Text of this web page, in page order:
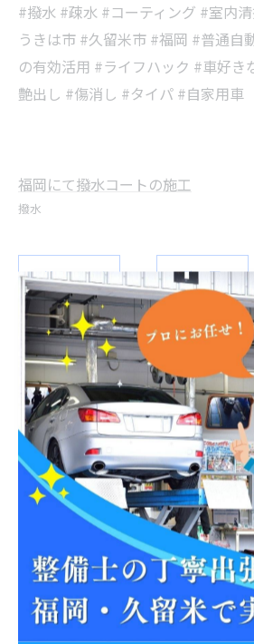
#撥水 #疎水 #コーティング #室内
うきは市 #久留米市 #福岡 #普通自
の有効活用 #ライフハック #車好き
艶出し #傷消し #タイパ #自家用車
福岡にて撥水コートの施工
撥水
< 前のページ 一覧に戻る
関連タグ
#出張洗車 #丁寧
#ホイール洗浄
#福岡
#軽自動車
カテゴリー